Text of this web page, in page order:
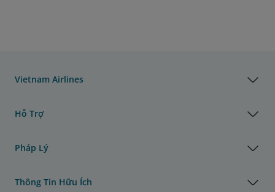
Vietnam Airlines
Hỗ Trợ
Pháp Lý
Thông Tin Hữu Ích